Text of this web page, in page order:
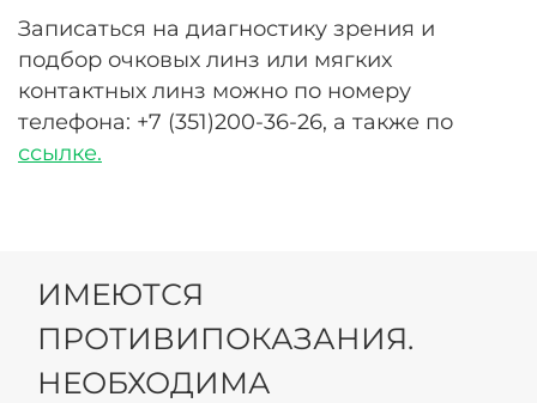
Записаться на диагностику зрения и
подбор очковых линз или мягких
контактных линз можно по номеру
телефона: +7 (351)200-36-26, а также по
ссылке.
ИМЕЮТСЯ
ПРОТИВИПОКАЗАНИЯ.
НЕОБХОДИМА